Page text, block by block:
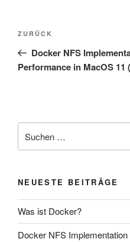
Beitragsnavigation
Vorheriger
Beitrag
ZURÜCK
Docker NFS
Performance in MacOS 11
nach:
NEUESTE BEITRÄGE
Was ist Docker?
Docker NFS